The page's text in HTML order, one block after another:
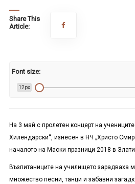
Share This
Article:
Font size:
12px
На 3 май с пролетен концерт на
Хилендарски“, изнесен в НЧ „Христо
началото на Маски празници 2018 в
Възпитаниците на училището зарадваха
множество песни, танци и забавни